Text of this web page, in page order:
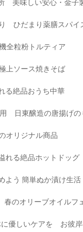
美味しい安心・金子
ひだまり薬膳スパイ
全粒粉トルティア
上ソース焼きそば
る絶品おうち中華
日東醸造の唐揚げの
オリジナル商品
る絶品ホットドッグ
よう 簡単ぬか漬け生活
のオリーブオイルフ
に優しいケアを お彼